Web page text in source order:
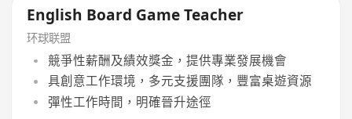
English Board Game Teacher
环球联盟
競爭性薪酬及績效獎金，提供專業發展機會
具創意工作環境，多元支援團隊，豐富桌遊資源
彈性工作時間，明確晉升途徑